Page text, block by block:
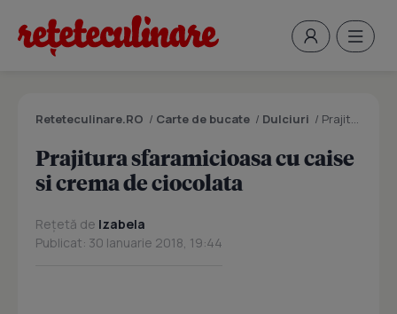
Reteteculinare.RO / Carte de bucate / Dulciuri / Prajitura sfaramicioasa cu caise si crema de ciocolata
Prajitura sfaramicioasa cu caise
si crema de ciocolata
Rețetă de Izabela
Publicat: 30 Ianuarie 2018, 19:44